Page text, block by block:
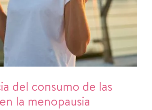
del consumo de las
la menopausia